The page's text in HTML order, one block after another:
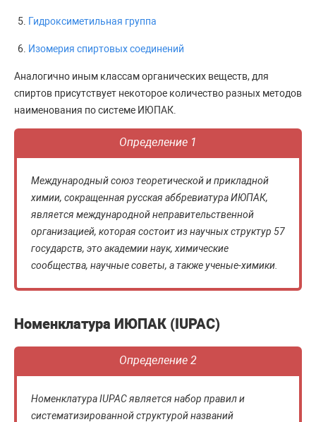
Гидроксиметильная группа
Изомерия спиртовых соединений
Аналогично иным классам органических веществ, для
спиртов присутствует некоторое количество разных методов
наименования по системе ИЮПАК.
Определение 1
Международный союз теоретической и прикладной
химии, сокращенная русская аббревиатура ИЮПАК,
является международной неправительственной
организацией, которая состоит из научных структур 57
государств, это академии наук, химические
сообщества, научные советы, а также ученые-химики.
Номенклатура ИЮПАК (IUPAC)
Определение 2
Номенклатура IUPAC является набор правил и
систематизированной структурой названий